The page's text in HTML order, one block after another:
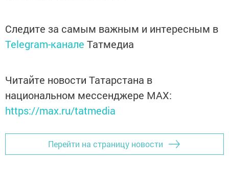
Следите за самым важным и интересным в
Telegram-канале Татмедиа
Читайте новости Татарстана в
национальном мессенджере MАХ:
https://max.ru/tatmedia
Перейти на страницу новости